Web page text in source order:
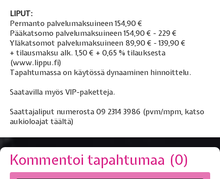
LIPUT:
Permanto palvelumaksuineen 154,90 €
Pääkatsomo palvelumaksuineen 154,90 € - 229 €
Yläkatsomot palvelumaksuineen 89,90 € - 139,90 €
+ tilausmaksu alk. 1,50 € + 0,65 % tilauksesta
(www.lippu.fi)
Tapahtumassa on käytössä dynaaminen hinnoittelu.
Saatavilla myös VIP-paketteja.
Saattajaliput numerosta 09 2314 3986 (pvm/mpm, katso
aukioloajat täältä)
Kommentoi tapahtumaa (0)